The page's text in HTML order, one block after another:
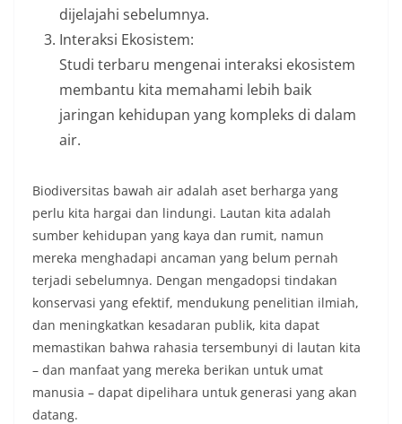
dijelajahi sebelumnya.
Interaksi Ekosistem:
Studi terbaru mengenai interaksi ekosistem
membantu kita memahami lebih baik
jaringan kehidupan yang kompleks di dalam
air.
Biodiversitas bawah air adalah aset berharga yang
perlu kita hargai dan lindungi. Lautan kita adalah
sumber kehidupan yang kaya dan rumit, namun
mereka menghadapi ancaman yang belum pernah
terjadi sebelumnya. Dengan mengadopsi tindakan
konservasi yang efektif, mendukung penelitian ilmiah,
dan meningkatkan kesadaran publik, kita dapat
memastikan bahwa rahasia tersembunyi di lautan kita
– dan manfaat yang mereka berikan untuk umat
manusia – dapat dipelihara untuk generasi yang akan
datang.